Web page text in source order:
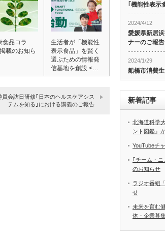
食品コラ
載のお知ら
生活者が「機能性
表示食品」を賢く
選ぶための情報発
信基地を創設 <…
会訪日研修｢日本のヘルスケアシス
テムを知る｣における講義のご報告
｢機能性表示
2024/4/12
愛媛県新居
ナーのご報告
2024/1/29
船橋市消費
新着記事
北海道科学
ント図鑑』
YouTubeチ
｢チーム・
のお知らせ
ラジオ番組
せ
未来を育む
体・企業募